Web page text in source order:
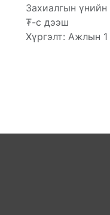
Захиалгын
₮-с дээш
Хүргэлт: Ажлын